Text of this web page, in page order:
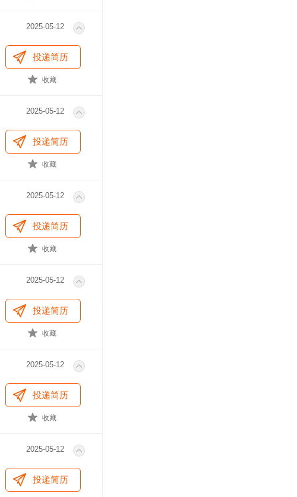
2025-05-12
投递简历
收藏
2025-05-12
投递简历
收藏
2025-05-12
投递简历
收藏
2025-05-12
投递简历
收藏
2025-05-12
投递简历
收藏
2025-05-12
投递简历